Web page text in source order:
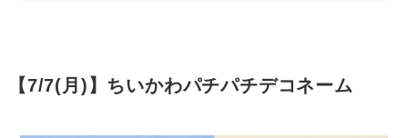
【7/7(月)】ちいかわパチパチデコネーム